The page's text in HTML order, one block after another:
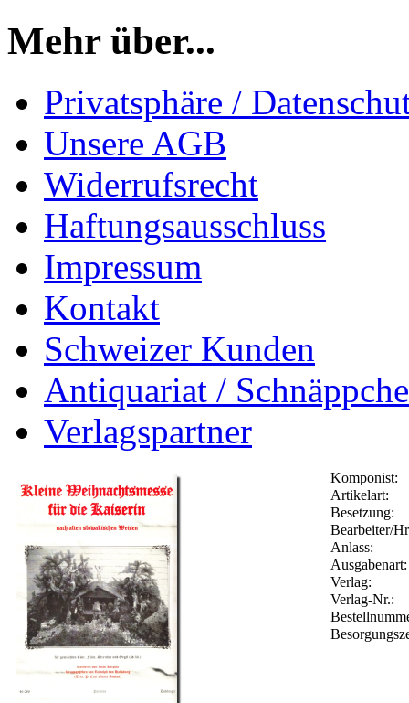
Mehr über...
Privatsphäre /
Unsere AGB
Widerrufsrecht
Haftungsausschluss
Impressum
Kontakt
Schweizer Kunden
Antiquariat /
Verlagspartner
Komponist:
Artikelart:
Besetzung:
Bearbeiter/
Anlass:
Ausgabenart:
Verlag:
Verlag-Nr.: